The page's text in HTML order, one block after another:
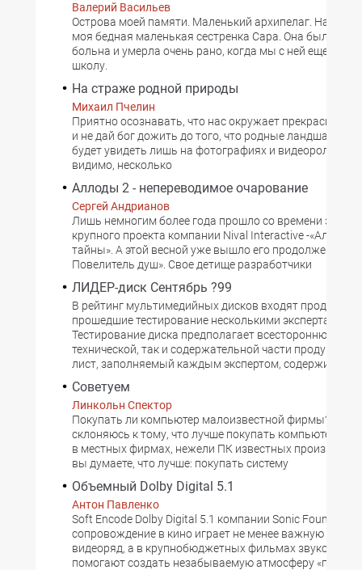
Валерий Васильев
Острова моей памяти. Маленький архипелаг. На
моя бедная маленькая сестренка Сара. Она была
больна и умерла очень рано, когда мы с ней еще не
школу.
На страже родной природы
Михаил Пчелин
Приятно осознавать, что нас окружает прекрасный
и не дай бог дожить до того, что родные ландшафты
будет увидеть лишь на фотографиях и видеороликах.
видимо, несколько
Аллоды 2 - непереводимое очарование
Сергей Андрианов
Лишь немногим более года прошло со времени
крупного проекта компании Nival Interactive -«Аллоды.
тайны». А этой весной уже вышло его продолжение -
Повелитель душ». Свое детище разработчики
ЛИДЕР-диск Сентябрь ?99
В рейтинг мультимедийных дисков входят продукты,
прошедшие тестирование несколькими экспертами.
Тестирование диска предполагает всестороннюю
технической, так и содержательной части продукта.
лист, заполняемый каждым экспертом, содержит 47
Советуем
Линкольн Спектор
Покупать ли компьютер малоизвестной фирмы? Я
склоняюсь к тому, что лучше покупать компьютеры,
в местных фирмах, нежели ПК известных
вы думаете, что лучше: покупать систему
Объемный Dolby Digital 5.1
Антон Павленко
Soft Encode Dolby Digital 5.1 компании Sonic Foundry
сопровождение в кино играет не менее важную роль,
видеоряд, а в крупнобюджетных фильмах звуковые
помогают создать незабываемую атмосферу